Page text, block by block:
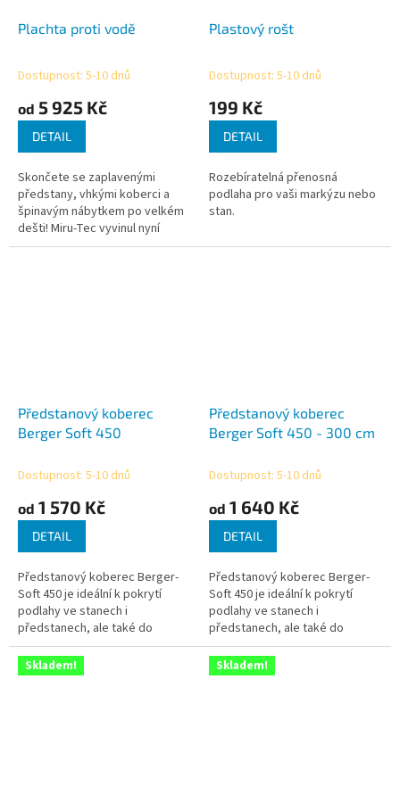
Plachta proti vodě
Průměrné
produktu
5
hvězdiček.
Dostupnost: 5-10 dnů
od 5 925 Kč
DETAIL
Skončete se zaplavenými
předstany, vhkými koberci a
špinavým nábytkem po velkém
dešti! Miru-Tec vyvinul nyní
novou 0,45 mm silnou PVC
Plastový rošt
Průměrné
produktu
5
hvězdiček.
Dostupnost: 5-10 dnů
199 Kč
DETAIL
Rozebíratelná přenosná
podlaha pro vaši markýzu nebo
stan.
Předstanový koberec
Berger Soft 450
Dostupnost: 5-10 dnů
od 1 570 Kč
DETAIL
Předstanový koberec Berger-
Soft 450 je ideální k pokrytí
podlahy ve stanech i
předstanech, ale také do
domácnosti, na terasy, balkóny
atd. Příjemně měkký a příjemný
na chození....
Předstanový koberec
Berger Soft 450 - 300 cm
Dostupnost: 5-10 dnů
od 1 640 Kč
DETAIL
Předstanový koberec Berger-
Soft 450 je ideální k pokrytí
podlahy ve stanech i
předstanech, ale také do
domácnosti, na terasy, balkóny
atd. Příjemně měkký a příjemný
na chození....
Skladem! Skladem!